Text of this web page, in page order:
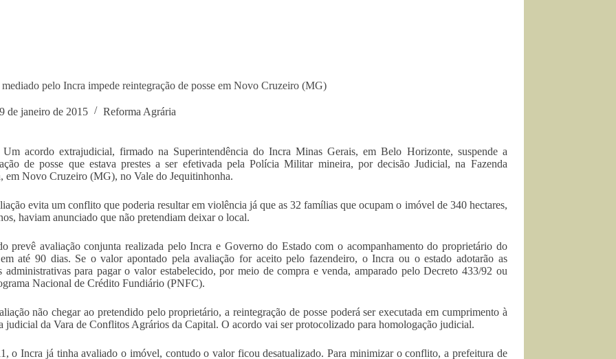
pelo Incra impede reintegração de posse em Novo Cruzeiro (MG)
de janeiro de 2015 Reforma Agrária
acordo extrajudicial, firmado na Superintendência do Incra Minas Gerais, em Belo Horizonte, suspende a
de posse que estava prestes a ser efetivada pela Polícia Militar mineira, por decisão Judicial, na Fazenda
em Novo Cruzeiro (MG), no Vale do Jequitinhonha.
evita um conflito que poderia resultar em violência já que as 32 famílias que ocupam o imóvel de 340 hectares,
haviam anunciado que não pretendiam deixar o local.
prevê avaliação conjunta realizada pelo Incra e Governo do Estado com o acompanhamento do proprietário do
até 90 dias. Se o valor apontado pela avaliação for aceito pelo fazendeiro, o Incra ou o estado adotarão as
administrativas para pagar o valor estabelecido, por meio de compra e venda, amparado pelo Decreto 433/92 ou
Nacional de Crédito Fundiário (PNFC).
não chegar ao pretendido pelo proprietário, a reintegração de posse poderá ser executada em cumprimento à
judicial da Vara de Conflitos Agrários da Capital. O acordo vai ser protocolizado para homologação judicial.
o Incra já tinha avaliado o imóvel, contudo o valor ficou desatualizado. Para minimizar o conflito, a prefeitura de